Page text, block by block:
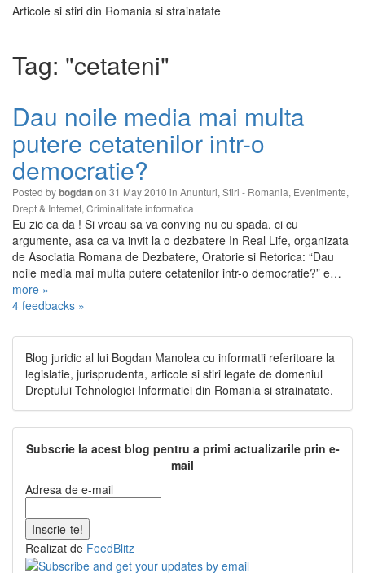
Articole si stiri din Romania si strainatate
Tag: "cetateni"
Dau noile media mai multa
putere cetatenilor intr-o
democratie?
Posted bybogdanon 31 May 2010 in Anunturi, Stiri - Romania, Evenimente,
Drept & Internet, Criminalitate informatica
Eu zic ca da ! Si vreau sa va conving nu cu spada, ci cu
argumente, asa ca va invit la o dezbatere In Real Life, organizata
de Asociatia Romana de Dezbatere, Oratorie si Retorica: “Dau
noile media mai multa putere cetatenilor intr-o democratie?” e…
more »
4 feedbacks »
Blog juridic al lui Bogdan Manolea cu informatii referitoare la
legislatie, jurisprudenta, articole si stiri legate de domeniul
Dreptului Tehnologiei Informatiei din Romania si strainatate.
Subscrie la acest blog pentru a primi actualizarile prin e-
mail
Adresa de e-mail
Realizat de FeedBlitz